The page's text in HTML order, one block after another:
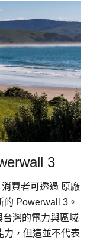
3
費者可透過 原廠
Powerwall 3。
台灣的電力與區域
力，但這並不代表